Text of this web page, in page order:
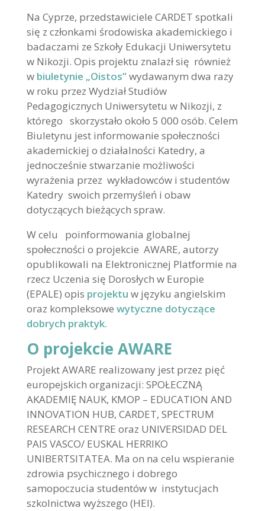
Na Cyprze, przedstawiciele CARDET spotkali
się z członkami środowiska akademickiego i
badaczami ze Szkoły Edukacji Uniwersytetu
w Nikozji. Opis projektu znalazł się również
w biuletynie „Oistos”wydawanym dwa razy
w roku przez Wydział Studiów
Pedagogicznych Uniwersytetu w Nikozji, z
którego skorzystało około 5 000 osób. Celem
Biuletynu jest informowanie społeczności
akademickiej o działalności Katedry, a
jednocześnie stwarzanie możliwości
wyrażenia przez wykładowców i studentów
Katedry swoich przemyśleń i obaw
dotyczących bieżących spraw.
W celu poinformowania globalnej
społeczności o projekcie AWARE, autorzy
opublikowali na Elektronicznej Platformie na
rzecz Uczenia się Dorosłych w Europie
(EPALE) opis projektu w języku angielskim
oraz kompleksowe wytyczne dotyczące
dobrych praktyk.
O projekcie AWARE
Projekt AWARE realizowany jest przez pięć
europejskich organizacji: SPOŁECZNĄ
AKADEMIĘ NAUK, KMOP – EDUCATION AND
INNOVATION HUB, CARDET, SPECTRUM
RESEARCH CENTRE oraz UNIVERSIDAD DEL
PAIS VASCO/ EUSKAL HERRIKO
UNIBERTSITATEA. Ma on na celu wspieranie
zdrowia psychicznego i dobrego
samopoczucia studentów w instytucjach
szkolnictwa wyższego (HEI).